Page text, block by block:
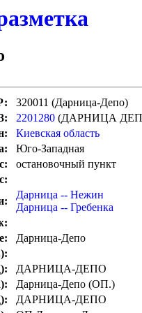
320011 (Дарница-Депо)
2201280 (ДАРНИЦА
Киевская область
Юго-Западная
остановочный пункт
Дарница -- Нежин
Дарница -- Гребенка
Дарница-Депо
ДАРНИЦА-ДЕПО
Дарница-Депо (ОП.)
ДАРНИЦА-ДЕПО